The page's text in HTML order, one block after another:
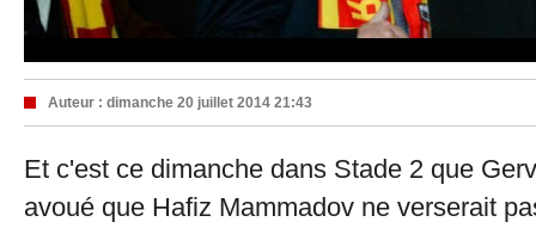
Auteur : dimanche 20 juillet 2014 21:43
Et c'est ce dimanche dans Stade 2 que
avoué que Hafiz Mammadov ne verserait